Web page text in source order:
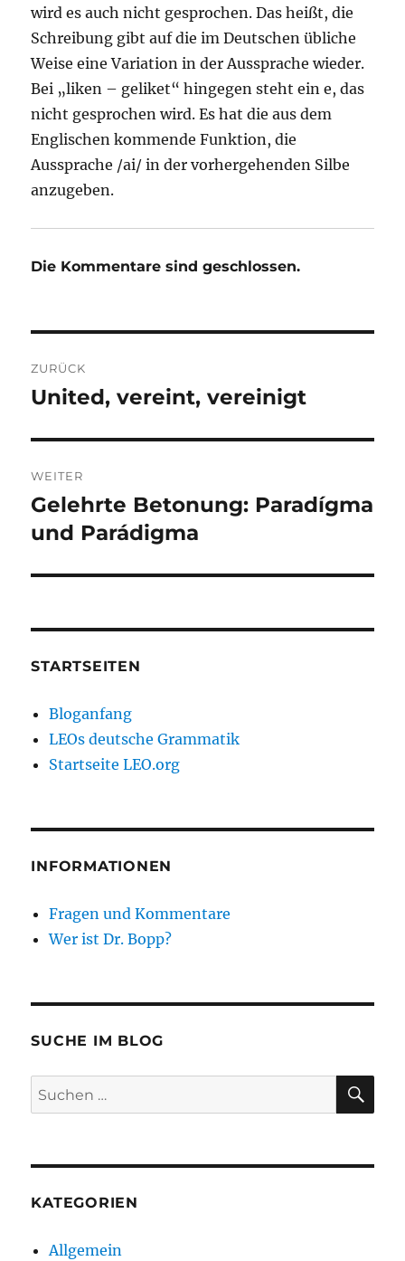
wird es auch nicht gesprochen. Das heißt, die
Schreibung gibt auf die im Deutschen übliche
Weise eine Variation in der Aussprache wieder.
Bei „liken – geliket“ hingegen steht ein e, das
nicht gesprochen wird. Es hat die aus dem
Englischen kommende Funktion, die
Aussprache /ai/ in der vorhergehenden Silbe
anzugeben.
Die Kommentare sind geschlossen.
ZURÜCK
Vorheriger
United, vereint, vereinigt
WEITER
Nächster
Beitrag:
Gelehrte Betonung: Paradígma
und Parádigma
STARTSEITEN
Bloganfang
LEOs deutsche Grammatik
Startseite LEO.org
INFORMATIONEN
Fragen und Kommentare
Wer ist Dr. Bopp?
SUCHE IM BLOG
Suchen
nach:
KATEGORIEN
Allgemein